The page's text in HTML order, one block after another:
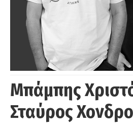
Μπάμπης
Σταύρος